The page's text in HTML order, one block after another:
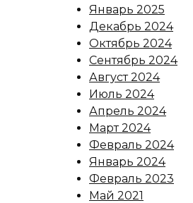
Январь 2025
Декабрь 2024
Октябрь 2024
Сентябрь 2024
Август 2024
Июль 2024
Апрель 2024
Март 2024
Февраль 2024
Январь 2024
Февраль 2023
Май 2021